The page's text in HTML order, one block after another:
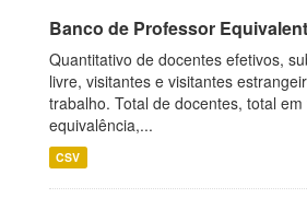
Banco de Professor
Quantitativo de docentes efetivos,
livre, visitantes e visitantes
trabalho. Total de docentes, total
equivalência,...
CSV